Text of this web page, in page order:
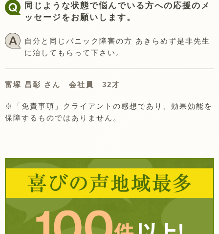
同じような状態で悩んでいる方への応援のメ
ッセージをお願いします。
自分と同じパニック障害の方 あきらめず是非先生
に治してもらって下さい。
富塚 昌彰 さん 会社員 32才
※「免責事項」クライアントの感想であり、効果効能を
保障するものではありません。